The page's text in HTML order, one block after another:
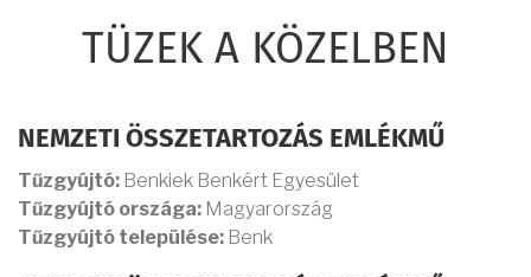
TÜZEK A KÖZELBEN
NEMZETI ÖSSZETARTOZÁS EMLÉKMŰ
Tűzgyújtó: Benkiek Benkért Egyesület
Tűzgyújtó országa: Magyarország
Tűzgyújtó települése: Benk